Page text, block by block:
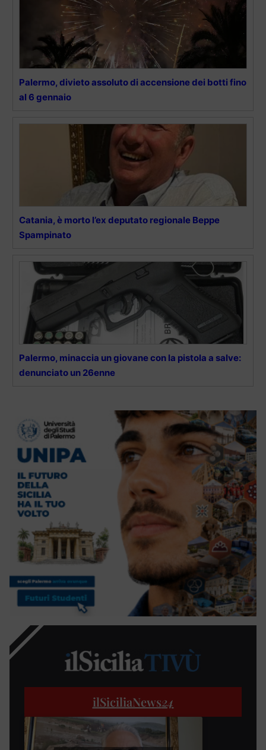
Palermo, divieto assoluto di accensione dei botti fino
al 6 gennaio
Catania, è morto l’ex deputato regionale Beppe
Spampinato
Palermo, minaccia un giovane con la pistola a salve:
denunciato un 26enne
ilSiciliaNews24